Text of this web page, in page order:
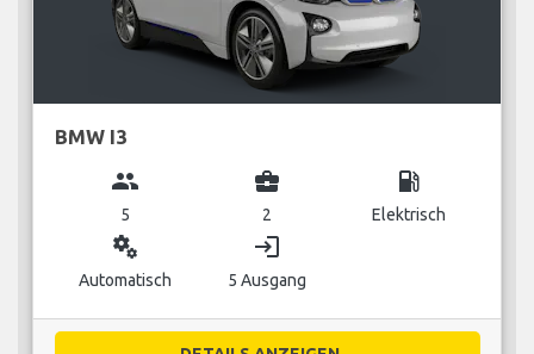
BMW I3
group
5
business_center
2
local_gas_station
Elektrisch
miscellaneous_services
Automatisch
login
5 Ausgang